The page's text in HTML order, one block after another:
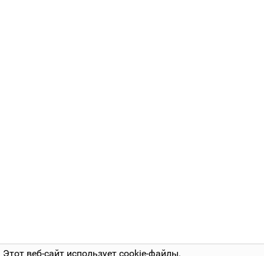
Этот веб-сайт использует cookie-файлы.